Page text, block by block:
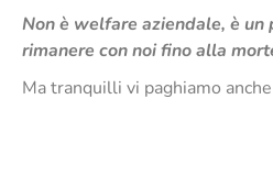
Non è welfare aziendale, è
rimanere con noi fino alla
Ma tranquilli vi paghiamo